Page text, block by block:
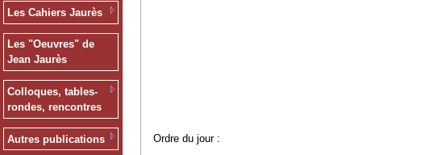
Les Cahiers Jaurès
Les "Oeuvres" de
Jean Jaurès
Colloques, tables-
rondes, rencontres
Autres publications
Ordre du jour :